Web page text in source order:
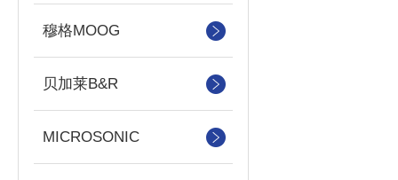
穆格MOOG
贝加莱B&R
MICROSONIC